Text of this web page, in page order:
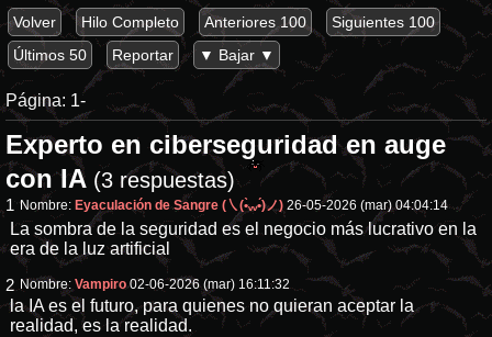
Volver Hilo Completo Anteriores 100
Siguientes 100
Últimos 50
Reportar ▼ Bajar ▼
Página: 1-
Experto en ciberseguridad en auge
con IA (3 respuestas)
1 Nombre: Eyaculación de Sangre (㇏(•̀ᵥᵥ•́)ノ) 26-05-2026 (mar) 04:04:14
La sombra de la seguridad es el negocio más lucrativo en la
era de la luz artificial
2 Nombre:Vampiro 02-06-2026 (mar) 16:11:32
la IA es el futuro, para quienes no quieran aceptar la
realidad, es la realidad.